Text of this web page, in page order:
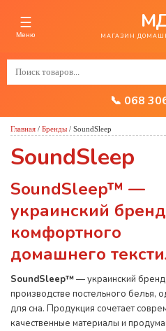
☰
Меню МАГАЗИН
📞 068
Главная / Бренды / SoundSleep
SoundSleep
SoundSleep™ —
украинский бренд
комфортного
домашнего
SoundSleep™— украинский
производстве постельного белья,
для сна. Продукция сочетает
качественные материалы и